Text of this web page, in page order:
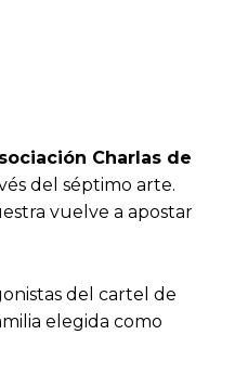
Charlas de
del séptimo arte.
vuelve a apostar
del cartel de
elegida como